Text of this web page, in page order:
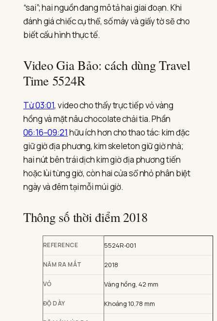
“sai”; hai nguồn đang mô tả hai giai đoạn. Khi
đánh giá chiếc cụ thể, số máy và giấy tờ sẽ cho
biết cấu hình thực tế.
Video Gia Bảo: cách dùng Travel
Time 5524R
Từ 03:01, video cho thấy trực tiếp vỏ vàng
hồng và mặt nâu chocolate chải tia. Phần
06:16–09:21 hữu ích hơn cho thao tác: kim đặc
giữ giờ địa phương, kim skeleton giữ giờ nhà;
hai nút bên trái dịch kim giờ địa phương tiến
hoặc lùi từng giờ, còn hai cửa sổ nhỏ phân biệt
ngày và đêm tại mỗi múi giờ.
Thông số thời điểm 2018
REFERENCE 5524R-001
NĂM RA MẮT 2018
VỎ Vàng hồng, 42 mm
ĐỘ DÀY Khoảng 10,78 mm